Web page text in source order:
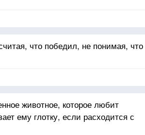
что победил, не понимая, что
животное, которое любит
ему глотку, если расходится с